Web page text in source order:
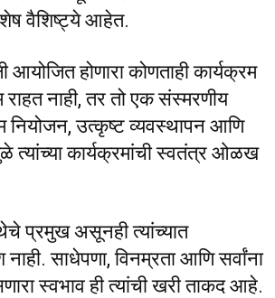
वैशिष्ट्ये आहेत.
आयोजित होणारा कोणताही कार्यक्रम
नाही, तर तो एक संस्मरणीय
नियोजन, उत्कृष्ट व्यवस्थापन आणि
त्यांच्या कार्यक्रमांची स्वतंत्र ओळख
प्रमुख असूनही त्यांच्यात
साधेपणा, विनम्रता आणि सर्वांना
स्वभाव ही त्यांची खरी ताकद आहे.